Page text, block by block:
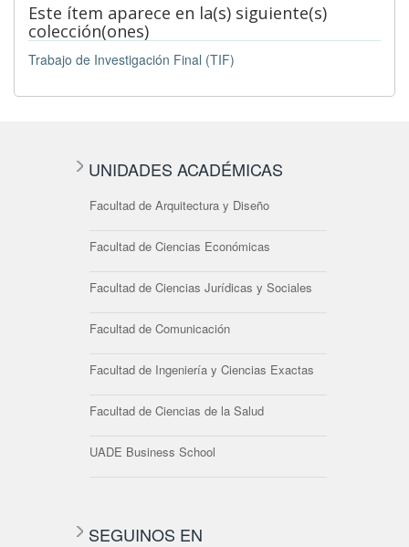
Este ítem aparece en la(s) siguiente(s)
colección(ones)
Trabajo de Investigación Final (TIF)
UNIDADES ACADÉMICAS
Facultad de Arquitectura y Diseño
Facultad de Ciencias Económicas
Facultad de Ciencias Jurídicas y Sociales
Facultad de Comunicación
Facultad de Ingeniería y Ciencias Exactas
Facultad de Ciencias de la Salud
UADE Business School
SEGUINOS EN